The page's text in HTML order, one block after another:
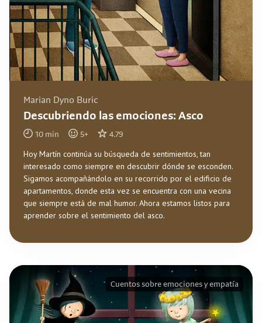
Marian Dyno Buric
Descubriendo las emociones: Asco
10 min 5+ 4.79
Hoy Martín continúa su búsqueda de sentimientos, tan
interesado como siempre en descubrir dónde se esconden.
Sigamos acompañándolo en su recorrido por el edificio de
apartamentos, donde esta vez se encuentra con una vecina
que siempre está de mal humor. Ahora estamos listos para
aprender sobre el sentimiento del asco.
Cuentos sobre emociones y empatía